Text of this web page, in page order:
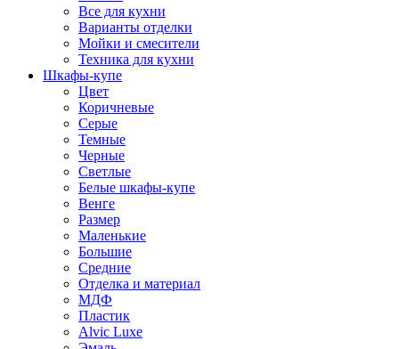
Все для кухни
Варианты отделки
Мойки и смесители
Техника для кухни
Шкафы-купе
Цвет
Коричневые
Серые
Темные
Черные
Светлые
Белые шкафы-купе
Венге
Размер
Маленькие
Большие
Средние
Отделка и материал
МДФ
Пластик
Alvic Luxe